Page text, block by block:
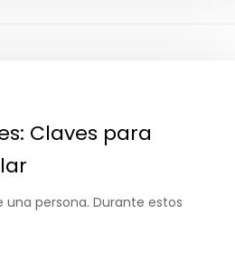
Claves para
persona. Durante estos